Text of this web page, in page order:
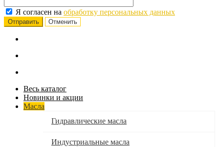
Я согласен на обработку персональных данных
Отменить
Весь каталог
Новинки и акции
Масла
Гидравлические масла
Индустриальные масла